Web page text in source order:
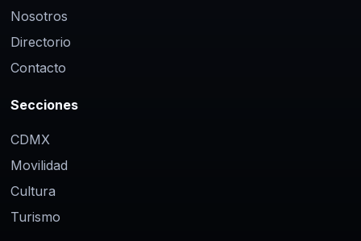
Nosotros
Directorio
Contacto
Secciones
CDMX
Movilidad
Cultura
Turismo